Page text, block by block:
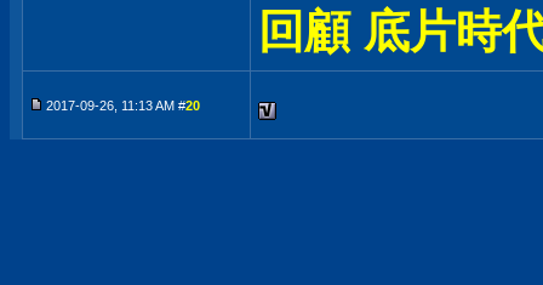
回顧 底片時
2017-09-26, 11:13 AM #20